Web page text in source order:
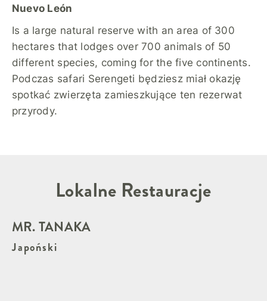
Nuevo León
Is a large natural reserve with an area of 300
hectares that lodges over 700 animals of 50
different species, coming for the five continents.
Podczas safari Serengeti będziesz miał okazję
spotkać zwierzęta zamieszkujące ten rezerwat
przyrody.
Lokalne Restauracje
MR. TANAKA
Japoński